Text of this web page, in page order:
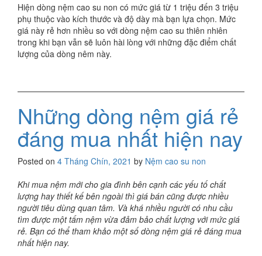
Hiện dòng nệm cao su non có mức giá từ 1 triệu đến 3 triệu
phụ thuộc vào kích thước và độ dày mà bạn lựa chọn. Mức
giá này rẻ hơn nhiều so với dòng nệm cao su thiên nhiên
trong khi bạn vẫn sẽ luôn hài lòng với những đặc điểm chất
lượng của dòng nêm này.
Những dòng nệm giá rẻ
đáng mua nhất hiện nay
Posted on 4 Tháng Chín, 2021 by Nệm cao su non
Khi mua nệm mới cho gia đình bên cạnh các yếu tố chất
lượng hay thiết kế bên ngoài thì giá bán cũng được nhiều
người tiêu dùng quan tâm. Và khá nhiều người có nhu cầu
tìm được một tấm nệm vừa đảm bảo chất lượng với mức giá
rẻ. Bạn có thể tham khảo một số dòng nệm giá rẻ đáng mua
nhất hiện nay.